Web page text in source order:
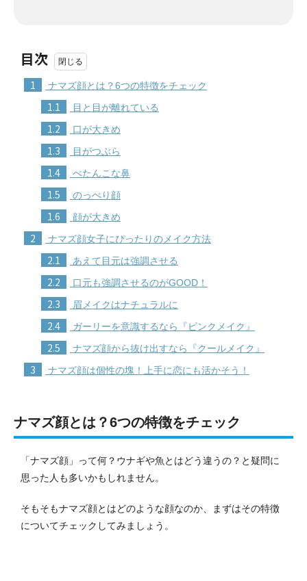
目次
1 ナマズ顔とは？6つの特徴をチェック
1.1 目と目が離れている
1.2 口が大きめ
1.3 目がつぶら
1.4 ぺたんこな鼻
1.5 のっぺり顔
1.6 顔が大きめ
2 ナマズ顔女子にぴったりのメイク方法
2.1 あえて目元は強調させる
2.2 口元も強調させるのがGOOD！
2.3 眉メイクはナチュラルに
2.4 ガーリーを意識するなら『ピンクメイク』
2.5 ナマズ顔から抜け出すなら『クールメイク』
3 ナマズ顔は個性の塊！上手に恋にも活かそう！
ナマズ顔とは？6つの特徴をチェック
「ナマズ顔」って何？ウナギや魚とはどう違うの？と疑問に
思った人も多いかもしれません。
そもそもナマズ顔とはどのような顔なのか、まずはその特徴
についてチェックしてみましょう。